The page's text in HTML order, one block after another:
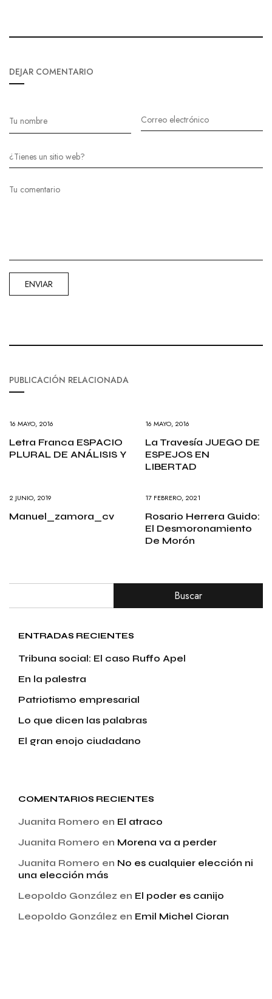
DEJAR COMENTARIO
PUBLICACIÓN RELACIONADA
16 MAYO, 2016
Letra Franca ESPACIO
PLURAL DE ANÁLISIS Y
16 MAYO, 2016
La Travesía JUEGO DE
ESPEJOS EN
LIBERTAD
2 JUNIO, 2019
Manuel_zamora_cv
17 FEBRERO, 2021
Rosario Herrera Guido:
El Desmoronamiento
De Morón
Buscar
ENTRADAS RECIENTES
Tribuna social: El caso Ruffo Apel
En la palestra
Patriotismo empresarial
Lo que dicen las palabras
El gran enojo ciudadano
COMENTARIOS RECIENTES
Juanita Romero en El atraco
Juanita Romero en Morena va a perder
Juanita Romero en No es cualquier elección ni
una elección más
Leopoldo González en El poder es canijo
Leopoldo González en Emil Michel Cioran